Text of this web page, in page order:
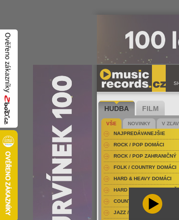
HUDBA FILM
VŠE NOVINKY
V
NAJPREDÁVANEJŠIE
ROCK / POP DOMÁCI
ROCK / POP ZAHRANIČNÝ
FOLK / COUNTRY DOMÁCI
HARD & HEAVY DOMÁCI
HARD & HEAVY
COUNTRY
JAZZ / BLUES